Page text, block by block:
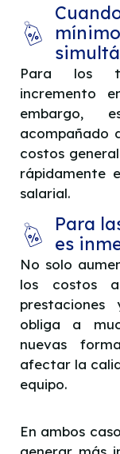
Para los
incremento
embargo,
acompañado
costos
rápidamente
salarial.
Para
es
No solo
los costos
prestaciones
obliga a
nuevas
afectar la
equipo.
En ambos